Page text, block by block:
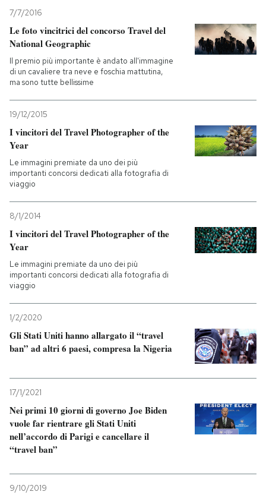
7/7/2016
Le foto vincitrici del concorso Travel del
National Geographic
Il premio più importante è andato all'immagine
di un cavaliere tra neve e foschia mattutina,
ma sono tutte bellissime
19/12/2015
I vincitori del Travel Photographer of the
Year
Le immagini premiate da uno dei più
importanti concorsi dedicati alla fotografia di
viaggio
8/1/2014
I vincitori del Travel Photographer of the
Year
Le immagini premiate da uno dei più
importanti concorsi dedicati alla fotografia di
viaggio
1/2/2020
Gli Stati Uniti hanno allargato il “travel
ban” ad altri 6 paesi, compresa la Nigeria
17/1/2021
Nei primi 10 giorni di governo Joe Biden
vuole far rientrare gli Stati Uniti
nell’accordo di Parigi e cancellare il
“travel ban”
9/10/2019